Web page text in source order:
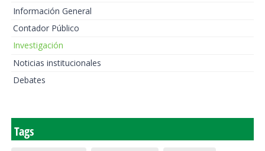
Información General
Contador Público
Investigación
Noticias institucionales
Debates
Tags